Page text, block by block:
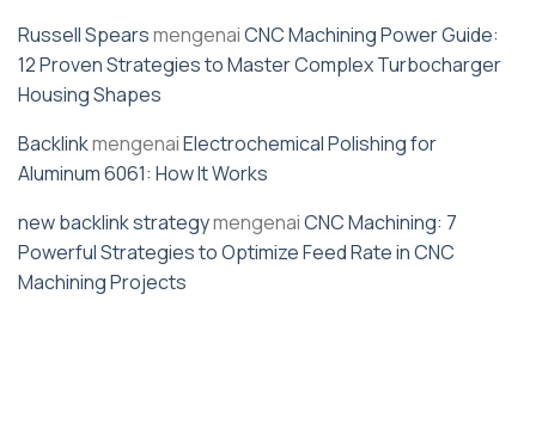
Russell SpearsmengenaiCNC Machining Power Guide:
12 Proven Strategies to Master Complex Turbocharger
Housing Shapes
BacklinkmengenaiElectrochemical Polishing for
Aluminum 6061: How It Works
new backlink strategymengenaiCNC Machining: 7
Powerful Strategies to Optimize Feed Rate in CNC
Machining Projects